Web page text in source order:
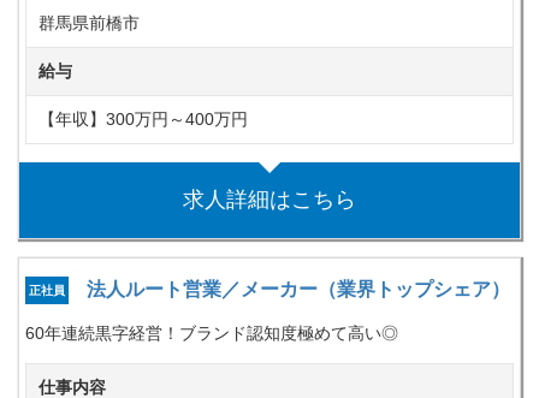
群馬県前橋市
給与
【年収】300万円～400万円
求人詳細はこちら
正社員 法人ルート営業／メーカー（業界トップシェア）
60年連続黒字経営！ブランド認知度極めて高い◎
仕事内容